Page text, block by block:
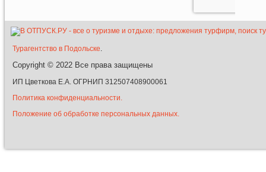
Турагентство в Подольске.
Copyright © 2022 Все права защищены
ИП Цветкова Е.А. ОГРНИП 312507408900061
Политика конфиденциальности.
Положение об обработке персональных данных.